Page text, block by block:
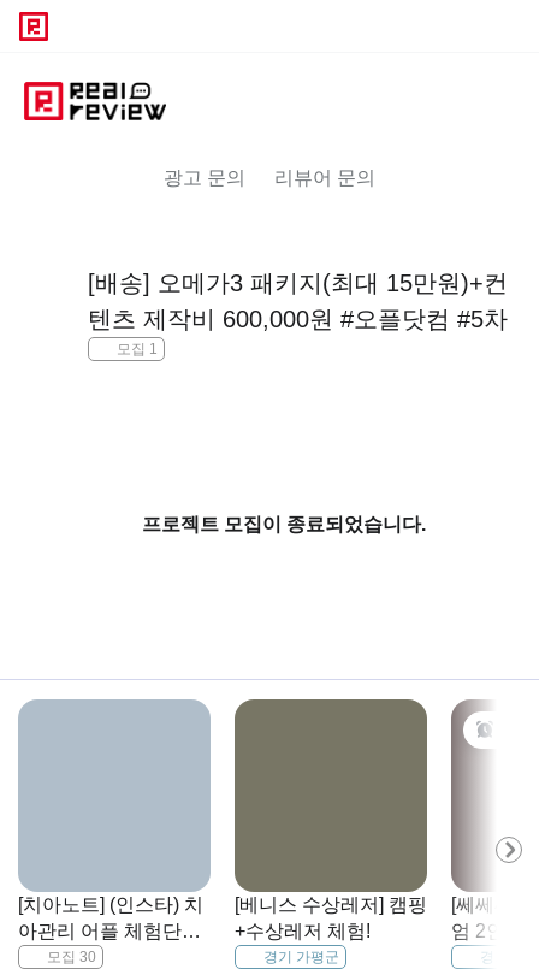
광고 문의 리뷰어 문의
[배송] 오메가3 패키지(최대 15만원)+컨
텐츠 제작비 600,000원 #오플닷컴 #5차
모집 1
프로젝트 모집이 종료되었습니다.
[치아노트] (인스타) 치
아관리 어플 체험단
(검진서비스)
모집 30
[베니스 수상레저] 캠핑
+수상레저 체험!
경기 가평군
[쎄쎄쎄
엄 2인 뷔
경기 부